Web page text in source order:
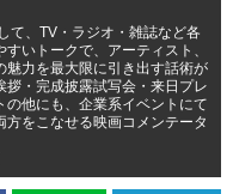
て、TV・ラジオ・雑誌など各
いトークで、アーティスト、
魅力を最大限に引き出す話術が
・完成披露試写会・来日プレ
の他にも、企業系イベントにて
をこなせる映画コメンテータ